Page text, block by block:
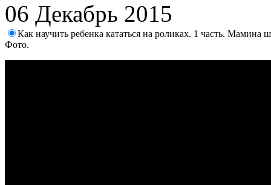
06 Декабрь 2015
Как научить ребенка кататься на роликах. 1 часть. Мамина
Фото.